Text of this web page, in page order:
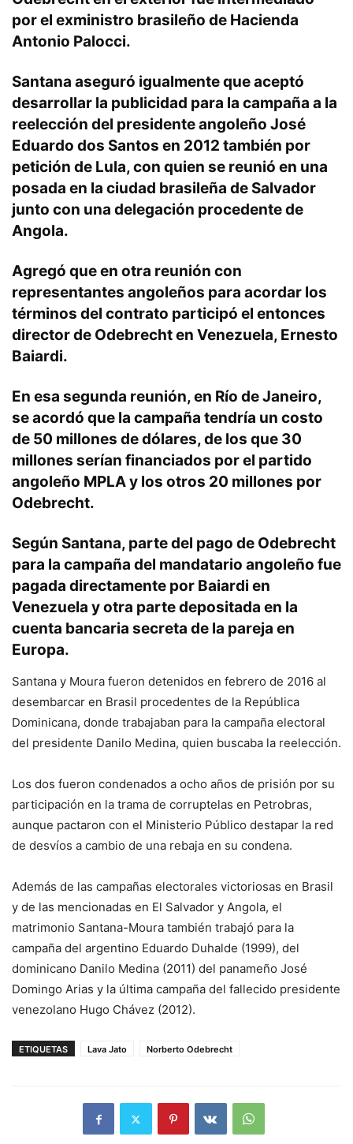
por el exministro brasileño de Hacienda
Antonio Palocci.
Santana aseguró igualmente que aceptó
desarrollar la publicidad para la campaña a la
reelección del presidente angoleño José
Eduardo dos Santos en 2012 también por
petición de Lula, con quien se reunió en una
posada en la ciudad brasileña de Salvador
junto con una delegación procedente de
Angola.
Agregó que en otra reunión con
representantes angoleños para acordar los
términos del contrato participó el entonces
director de Odebrecht en Venezuela, Ernesto
Baiardi.
En esa segunda reunión, en Río de Janeiro,
se acordó que la campaña tendría un costo
de 50 millones de dólares, de los que 30
millones serían financiados por el partido
angoleño MPLA y los otros 20 millones por
Odebrecht.
Según Santana, parte del pago de Odebrecht
para la campaña del mandatario angoleño fue
pagada directamente por Baiardi en
Venezuela y otra parte depositada en la
cuenta bancaria secreta de la pareja en
Europa.
Santana y Moura fueron detenidos en febrero de 2016 al
desembarcar en Brasil procedentes de la República
Dominicana, donde trabajaban para la campaña electoral
del presidente Danilo Medina, quien buscaba la reelección.
Los dos fueron condenados a ocho años de prisión por su
participación en la trama de corruptelas en Petrobras,
aunque pactaron con el Ministerio Público destapar la red
de desvíos a cambio de una rebaja en su condena.
Además de las campañas electorales victoriosas en Brasil
y de las mencionadas en El Salvador y Angola, el
matrimonio Santana-Moura también trabajó para la
campaña del argentino Eduardo Duhalde (1999), del
dominicano Danilo Medina (2011) del panameño José
Domingo Arias y la última campaña del fallecido presidente
venezolano Hugo Chávez (2012).
ETIQUETAS Lava Jato Norberto Odebrecht